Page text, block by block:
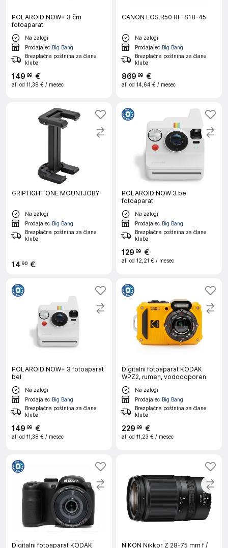
POLAROID NOW+ 3 črn
fotoaparat
Na zalogi
Prodajalec Big Bang
Brezplačna poštnina za člane
kluba
149 99 €
ali od 11,38 € / mesec
CANON EOS R50 RF-S18-45
Na zalogi
Prodajalec Big Bang
Brezplačna poštnina za člane
kluba
869 99 €
ali od 14,64 € / mesec
GRIPTIGHT ONE MOUNTJOBY
Na zalogi
Prodajalec Big Bang
Brezplačna poštnina za člane
kluba
1490 €
POLAROID NOW 3 bel
fotoaparat
Na zalogi
Prodajalec Big Bang
Brezplačna poštnina za člane
kluba
129 99 €
ali od 12,21 € / mesec
POLAROID NOW+ 3 fotoaparat
bel
Na zalogi
Prodajalec Big Bang
Brezplačna poštnina za člane
kluba
149 99 €
ali od 11,38 € / mesec
Digitalni fotoaparat KODAK
WPZ2, rumen, vodoodporen
Na zalogi
Prodajalec Big Bang
Brezplačna poštnina za člane
kluba
229 99 €
ali od 11,23 € / mesec
Digitalni fotoaparat KODAK NIKON Nikkor Z 28-75 mm f /